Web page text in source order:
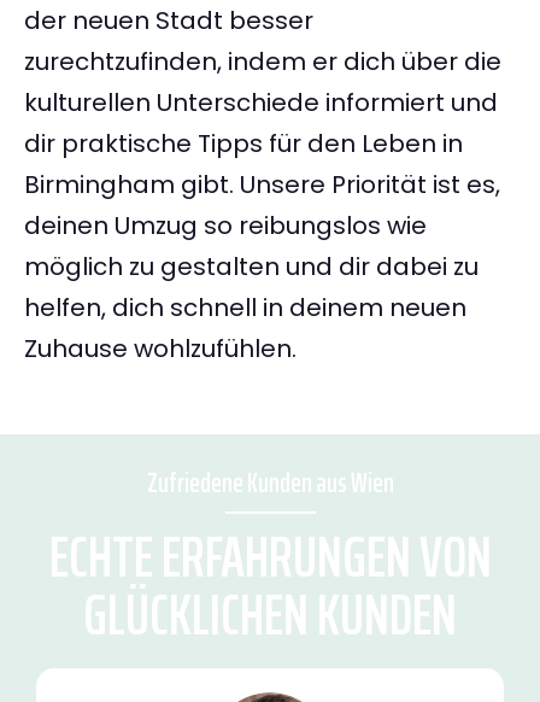
der neuen Stadt besser
zurechtzufinden, indem er dich über die
kulturellen Unterschiede informiert und
dir praktische Tipps für den Leben in
Birmingham gibt. Unsere Priorität ist es,
deinen Umzug so reibungslos wie
möglich zu gestalten und dir dabei zu
helfen, dich schnell in deinem neuen
Zuhause wohlzufühlen.
Zufriedene Kunden aus Wien
ECHTE ERFAHRUNGEN VON
GLÜCKLICHEN KUNDEN